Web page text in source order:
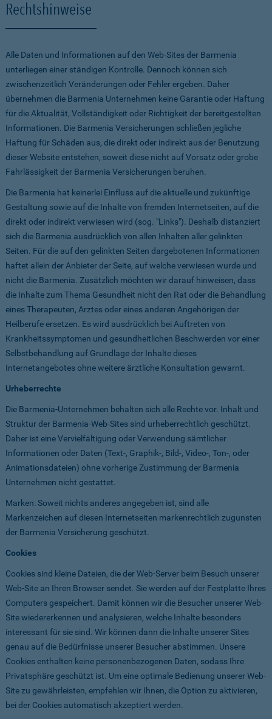
Rechtshinweise
Alle Daten und Informationen auf den Web-Sites der Barmenia
unterliegen einer ständigen Kontrolle. Dennoch können sich
zwischenzeitlich Veränderungen oder Fehler ergeben. Daher
übernehmen die Barmenia Unternehmen keine Garantie oder Haftung
für die Aktualität, Vollständigkeit oder Richtigkeit der bereitgestellten
Informationen. Die Barmenia Versicherungen schließen jegliche
Haftung für Schäden aus, die direkt oder indirekt aus der Benutzung
dieser Website entstehen, soweit diese nicht auf Vorsatz oder grobe
Fahrlässigkeit der Barmenia Versicherungen beruhen.
Die Barmenia hat keinerlei Einfluss auf die aktuelle und zukünftige
Gestaltung sowie auf die Inhalte von fremden Internetseiten, auf die
direkt oder indirekt verwiesen wird (sog. "Links"). Deshalb distanziert
sich die Barmenia ausdrücklich von allen Inhalten aller gelinkten
Seiten. Für die auf den gelinkten Seiten dargebotenen Informationen
haftet allein der Anbieter der Seite, auf welche verwiesen wurde und
nicht die Barmenia. Zusätzlich möchten wir darauf hinweisen, dass
die Inhalte zum Thema Gesundheit nicht den Rat oder die Behandlung
eines Therapeuten, Arztes oder eines anderen Angehörigen der
Heilberufe ersetzen. Es wird ausdrücklich bei Auftreten von
Krankheitssymptomen und gesundheitlichen Beschwerden vor einer
Selbstbehandlung auf Grundlage der Inhalte dieses
Internetangebotes ohne weitere ärztliche Konsultation gewarnt.
Urheberrechte
Die Barmenia-Unternehmen behalten sich alle Rechte vor. Inhalt und
Struktur der Barmenia-Web-Sites sind urheberrechtlich geschützt.
Daher ist eine Vervielfältigung oder Verwendung sämtlicher
Informationen oder Daten (Text-, Graphik-, Bild-, Video-, Ton-, oder
Animationsdateien) ohne vorherige Zustimmung der Barmenia
Unternehmen nicht gestattet.
Marken: Soweit nichts anderes angegeben ist, sind alle
Markenzeichen auf diesen Internetseiten markenrechtlich zugunsten
der Barmenia Versicherung geschützt.
Cookies
Cookies sind kleine Dateien, die der Web-Server beim Besuch unserer
Web-Site an Ihren Browser sendet. Sie werden auf der Festplatte Ihres
Computers gespeichert. Damit können wir die Besucher unserer Web-
Site wiedererkennen und analysieren, welche Inhalte besonders
interessant für sie sind. Wir können dann die Inhalte unserer Sites
genau auf die Bedürfnisse unserer Besucher abstimmen. Unsere
Cookies enthalten keine personenbezogenen Daten, sodass Ihre
Privatsphäre geschützt ist. Um eine optimale Bedienung unserer Web-
Site zu gewährleisten, empfehlen wir Ihnen, die Option zu aktivieren,
bei der Cookies automatisch akzeptiert werden.